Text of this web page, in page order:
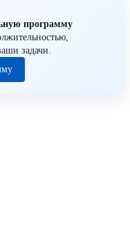
программу
задачи.